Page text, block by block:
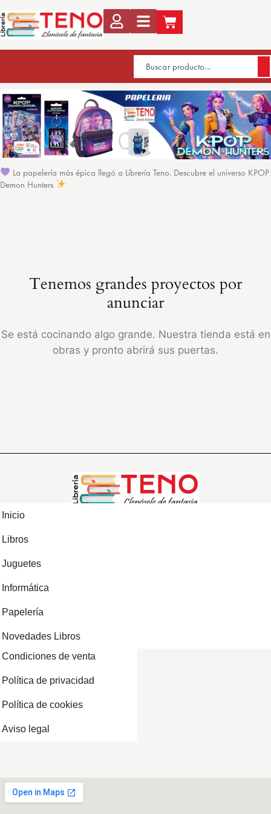
La papelería más épica llegó a Librería Teno. Descubre el universo KPOP
Demon Hunters
Tenemos grandes proyectos por
anunciar
Se está cocinando algo grande. Nuestra tienda está en
obras y pronto abrirá sus puertas.
Inicio
Libros
Juguetes
Informática
Papelería
Novedades Libros
Condiciones de venta
Política de privacidad
Política de cookies
Aviso legal